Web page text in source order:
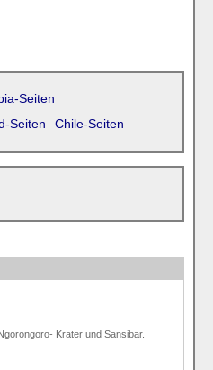
Seiten
Seiten Chile-Seiten
Krater und Sansibar.